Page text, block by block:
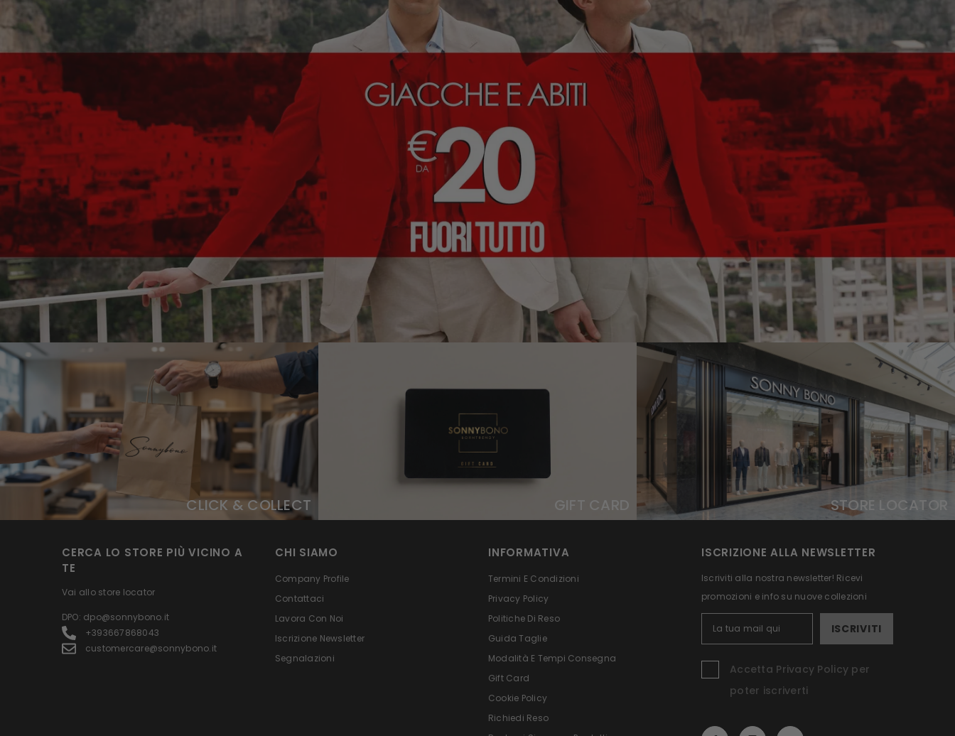
CLICK & COLLECT GIFT CARD STORE LOCATOR
CERCA LO STORE PIÙ VICINO A
TE
Vai allo store locator
DPO: dpo@sonnybono.it
+393667868043
customercare@sonnybono.it
CHI SIAMO
Company Profile
Contattaci
Lavora Con Noi
Iscrizione Newsletter
Segnalazioni
INFORMATIVA
Termini E Condizioni
Privacy Policy
Politiche Di Reso
Guida Taglie
Modalità E Tempi Consegna
Gift Card
Cookie Policy
Richiedi Reso
ISCRIZIONE ALLA NEWSLETTER
Iscriviti alla nostra newsletter! Ricevi
promozioni e info su nuove collezioni
ISCRIVITI
Accetta Privacy Policy per
poter iscriverti